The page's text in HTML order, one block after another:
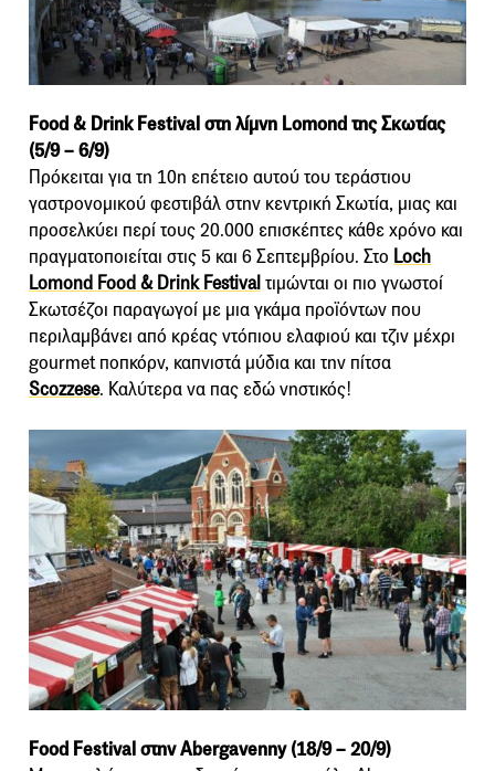
Food & Drink Festival στη λίμνη Lomond της Σκωτίας
(5/9 – 6/9)
Πρόκειται για τη 10η επέτειο αυτού του τεράστιου
γαστρονομικού φεστιβάλ στην κεντρική Σκωτία, μιας και
προσελκύει περί τους 20.000 επισκέπτες κάθε χρόνο και
πραγματοποιείται στις 5 και 6 Σεπτεμβρίου. Στο Loch
Lomond Food & Drink Festivalτιμώνται οι πιο γνωστοί
Σκωτσέζοι παραγωγοί με μια γκάμα προϊόντων που
περιλαμβάνει από κρέας ντόπιου ελαφιού και τζιν μέχρι
gourmet ποπκόρν, καπνιστά μύδια και την πίτσα
Scozzese. Καλύτερα να πας εδώ νηστικός!
Food Festival στην Abergavenny (18/9 – 20/9)